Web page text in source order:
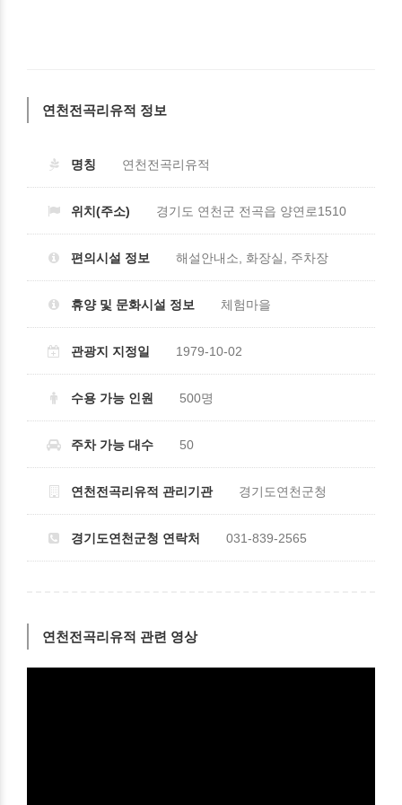
연천전곡리유적 정보
명칭 연천전곡리유적
위치(주소) 경기도 연천군 전곡읍 양연로1510
편의시설 정보 해설안내소, 화장실, 주차장
휴양 및 문화시설 정보 체험마을
관광지 지정일 1979-10-02
수용 가능 인원 500명
주차 가능 대수 50
연천전곡리유적 관리기관 경기도연천군청
경기도연천군청 연락처 031-839-2565
연천전곡리유적 관련 영상